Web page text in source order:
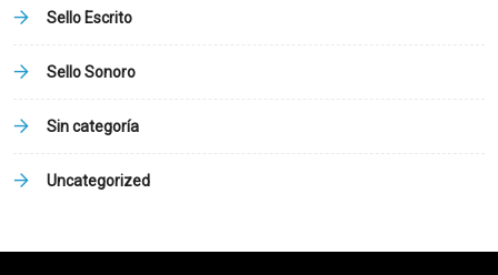
Sello Escrito
Sello Sonoro
Sin categoría
Uncategorized